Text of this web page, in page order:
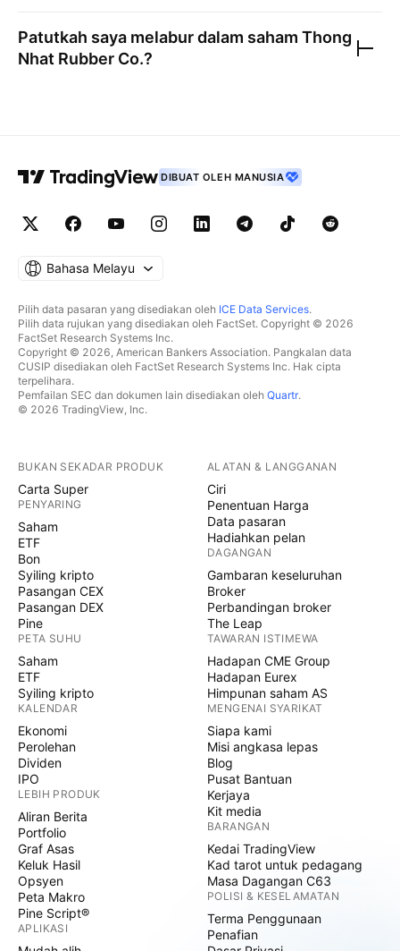
Patutkah saya melabur dalam saham Thong
Nhat Rubber Co.?
DIBUAT OLEH MANUSIA
Bahasa Melayu
Pilih data pasaran yang disediakan oleh ICE Data Services.
Pilih data rujukan yang disediakan oleh FactSet. Copyright © 2026
FactSet Research Systems Inc.
Copyright © 2026, American Bankers Association. Pangkalan data
CUSIP disediakan oleh FactSet Research Systems Inc. Hak cipta
terpelihara.
Pemfailan SEC dan dokumen lain disediakan oleh Quartr.
© 2026 TradingView, Inc.
BUKAN SEKADAR PRODUK
Carta Super
PENYARING
Saham
ETF
Bon
Syiling kripto
Pasangan CEX
Pasangan DEX
Pine
PETA SUHU
Saham
ETF
Syiling kripto
KALENDAR
Ekonomi
Perolehan
Dividen
IPO
LEBIH PRODUK
Aliran Berita
Portfolio
Graf Asas
Keluk Hasil
Opsyen
Peta Makro
Pine Script®
APLIKASI
ALATAN & LANGGANAN
Ciri
Penentuan Harga
Data pasaran
Hadiahkan pelan
DAGANGAN
Gambaran keseluruhan
Broker
Perbandingan broker
The Leap
TAWARAN ISTIMEWA
Hadapan CME Group
Hadapan Eurex
Himpunan saham AS
MENGENAI SYARIKAT
Siapa kami
Misi angkasa lepas
Blog
Pusat Bantuan
Kerjaya
Kit media
BARANGAN
Kedai TradingView
Kad tarot untuk pedagang
Masa Dagangan C63
POLISI & KESELAMATAN
Terma Penggunaan
Penafian